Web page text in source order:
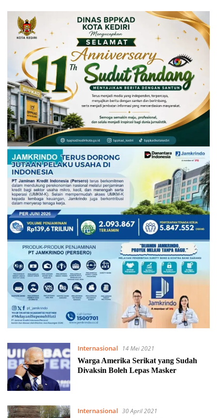
Internasional
14 Mei 2021
Warga Amerika Serikat yang Sudah
Divaksin Boleh Lepas Masker
Internasional 30 April 2021